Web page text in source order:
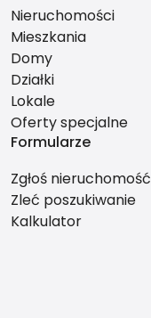
Nieruchomości
Mieszkania
Domy
Działki
Lokale
Oferty specjalne
Formularze
Zgłoś nieruchomość
Zleć poszukiwanie
Kalkulator